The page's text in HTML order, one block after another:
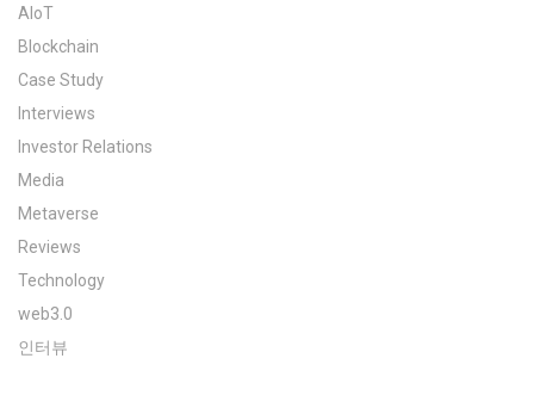
AIoT
Blockchain
Case Study
Interviews
Investor Relations
Media
Metaverse
Reviews
Technology
web3.0
인터뷰